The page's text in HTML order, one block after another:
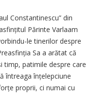
Constantinescu” din
Părinte Varlaam
le tinerilor despre
Sa a arătat că
timp, patimile despre care
întreaga înțelepciune
proprii, ci numai cu